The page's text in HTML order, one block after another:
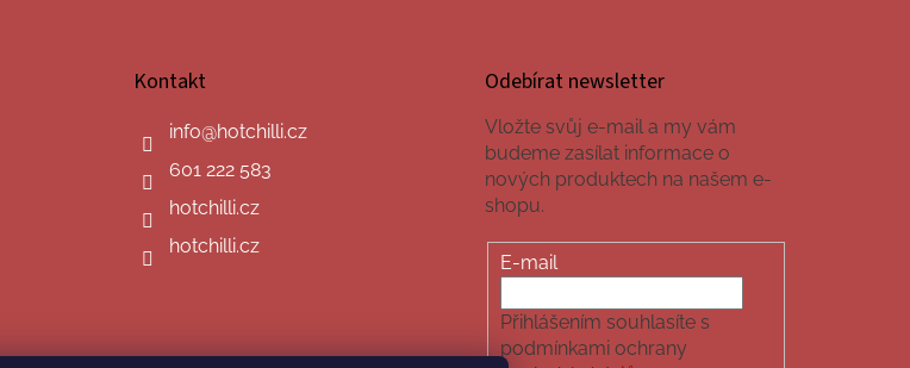
Kontakt
info@hotchilli.cz
601 222 583
hotchilli.cz
hotchilli.cz
Odebírat newsletter
Vložte svůj e-mail a my vám
budeme zasílat informace o
nových produktech na našem e-
shopu.
E-mail
Přihlášením souhlasíte s
podmínkami ochrany